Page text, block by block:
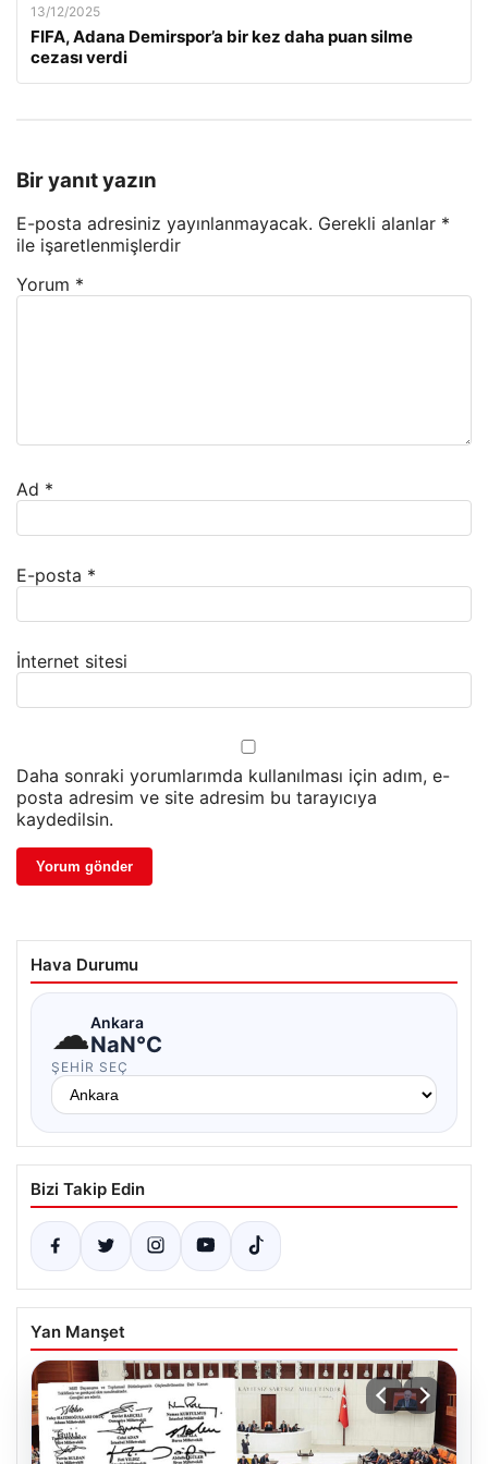
13/12/2025
FIFA, Adana Demirspor’a bir kez daha puan silme
cezası verdi
Bir yanıt yazın
E-posta adresiniz yayınlanmayacak. Gerekli alanlar *
ile işaretlenmişlerdir
Yorum *
Ad *
E-posta *
İnternet sitesi
Daha sonraki yorumlarımda kullanılması için adım, e-
posta adresim ve site adresim bu tarayıcıya
kaydedilsin.
Hava Durumu
☁Ankara
NaN°C
ŞEHIR SEÇ
Bizi Takip Edin
Yan Manşet